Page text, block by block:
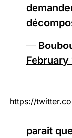
—
February
https://
parait